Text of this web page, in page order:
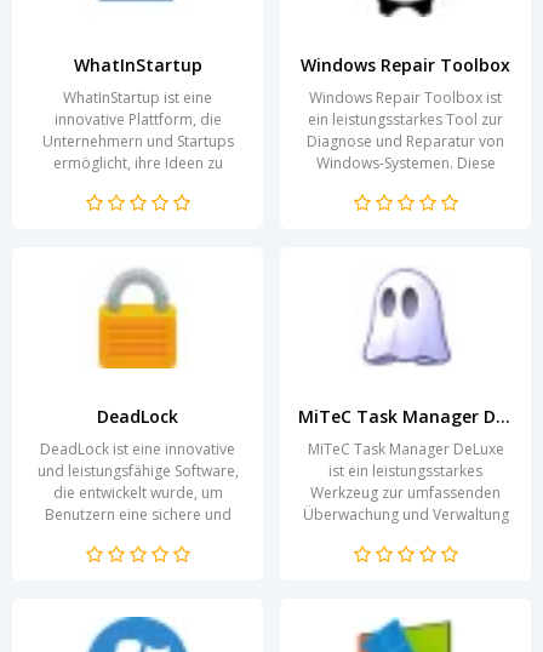
WhatInStartup
WhatInStartup ist eine
innovative Plattform, die
Unternehmern und Startups
ermöglicht, ihre Ideen zu
gestalten. Durch ein...
Windows Repair Toolbox
Windows Repair Toolbox ist
ein leistungsstarkes Tool zur
Diagnose und Reparatur von
Windows-Systemen. Diese
für Techniker und...
DeadLock
DeadLock ist eine innovative
und leistungsfähige Software,
die entwickelt wurde, um
Benutzern eine sichere und
Verwaltung von...
MiTeC Task Manager DeLuxe
MiTeC Task Manager DeLuxe
ist ein leistungsstarkes
Werkzeug zur umfassenden
Überwachung und Verwaltung
Systemressourcen und